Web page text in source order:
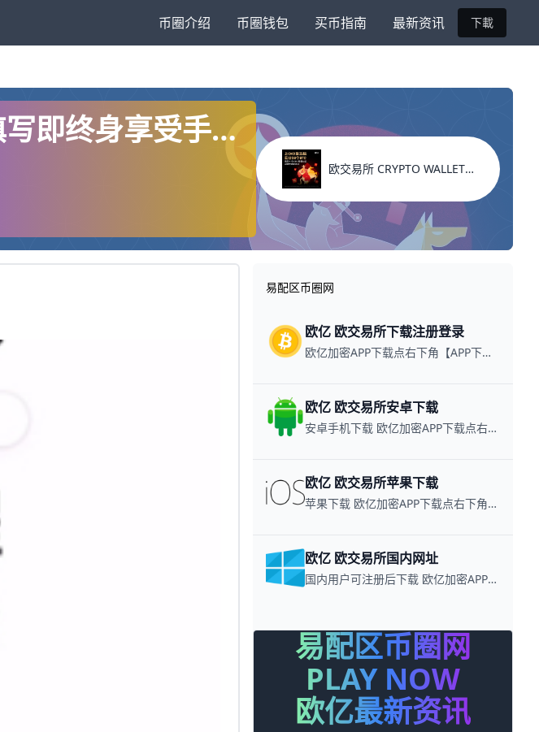
币圈介绍 币圈钱包 买币指南 最新资讯 下載
即终身享受手续
欧交易所 CRYPTO WALLET 返佣代码
易配区币圈网
欧亿 欧交易所下载注册登录
欧亿加密APP下载点右下角【APP下载】联系客服 每日更新可用链接
欧亿 欧交易所安卓下载
安卓手机下载 欧亿加密APP下载点右下角【APP下载】联系客服 每日更新可用链接
欧亿 欧交易所苹果下载
苹果下载 欧亿加密APP下载点右下角【APP下载】联系客服 每日更新可用链接
欧亿 欧交易所国内网址
国内用户可注册后下载 欧亿加密APP下载点右下角【APP下载】联系客服 每日更新可用链接
易配区币圈网
PLAY NOW
欧亿最新资讯